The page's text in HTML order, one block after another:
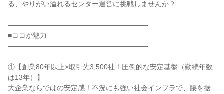
る、やりがい溢れるセンター運営に挑戦しませんか？
――――――――――――――――――――
■ココが魅力
――――――――――――――――――――
①【創業80年以上×取引先3,500社！圧倒的な安定基盤（勤続年数
は13年）】
大企業ならではの安定感！不況にも強い社会インフラで、腰を据